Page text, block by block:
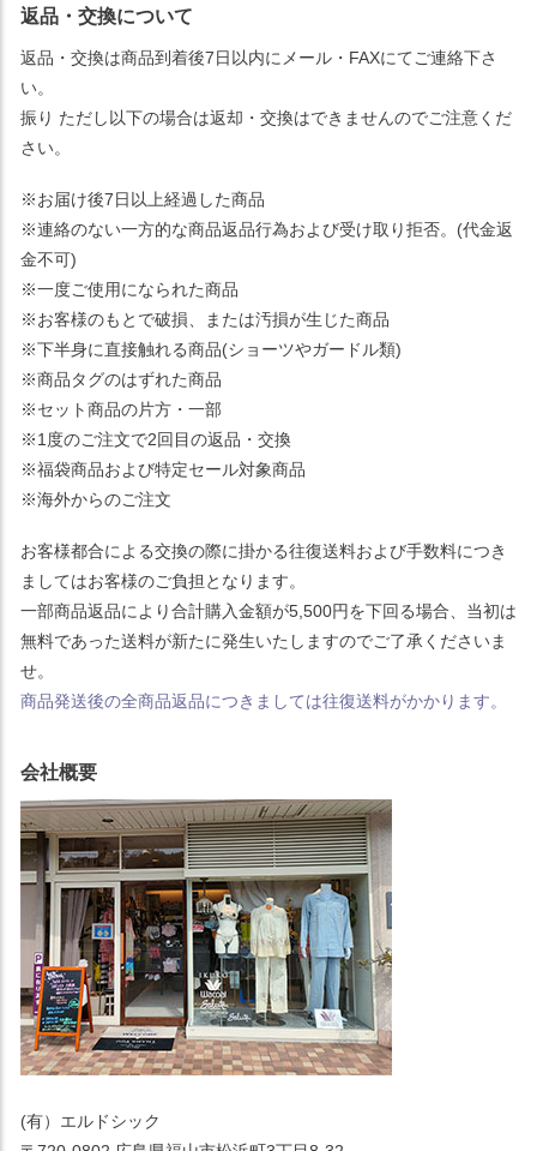
返品・交換について
返品・交換は商品到着後7日以内にメール・FAXにてご連絡下さ
い。
振り ただし以下の場合は返却・交換はできませんのでご注意くだ
さい。
※お届け後7日以上経過した商品
※連絡のない一方的な商品返品行為および受け取り拒否。(代金返
金不可)
※一度ご使用になられた商品
※お客様のもとで破損、または汚損が生じた商品
※下半身に直接触れる商品(ショーツやガードル類)
※商品タグのはずれた商品
※セット商品の片方・一部
※1度のご注文で2回目の返品・交換
※福袋商品および特定セール対象商品
※海外からのご注文
お客様都合による交換の際に掛かる往復送料および手数料につき
ましてはお客様のご負担となります。
一部商品返品により合計購入金額が5,500円を下回る場合、当初は
無料であった送料が新たに発生いたしますのでご了承くださいま
せ。
商品発送後の全商品返品につきましては往復送料がかかります。
会社概要
(有）エルドシック